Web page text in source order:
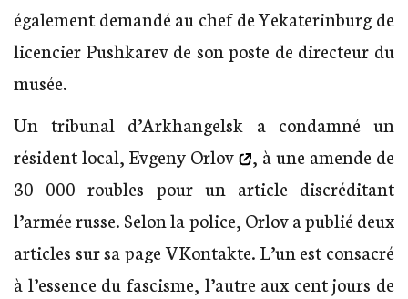
également demandé au chef de Yekaterinburg de
licencier Pushkarev de son poste de directeur du
musée.
Un tribunal d’Arkhangelsk a condamné un
résident local, Evgeny Orlov
, à une amende de
30 000 roubles pour un article discréditant
l’armée russe. Selon la police, Orlov a publié deux
articles sur sa page VKontakte. L’un est consacré
à l’essence du fascisme, l’autre aux cent jours de